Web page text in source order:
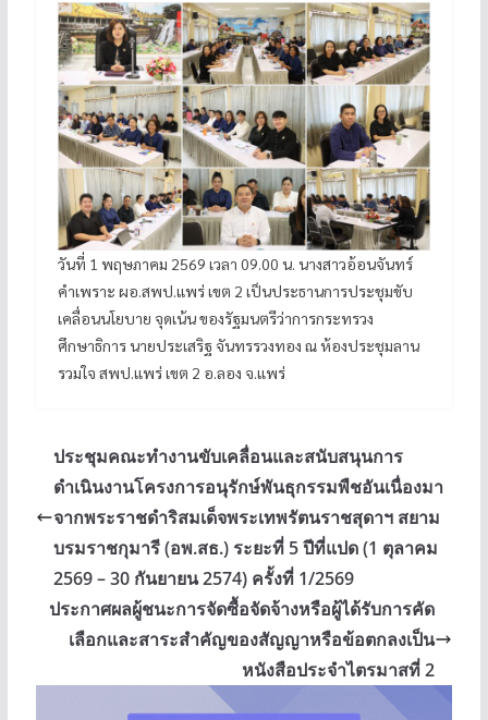
วันที่ 1 พฤษภาคม 2569 เวลา 09.00 น. นางสาวอ้อนจันทร์
คำเพราะ ผอ.สพป.แพร่ เขต 2 เป็นประธานการประชุมขับ
เคลื่อนนโยบาย จุดเน้น ของรัฐมนตรีว่าการกระทรวง
ศึกษาธิการ นายประเสริฐ จันทรรวงทอง ณ ห้องประชุมลาน
รวมใจ สพป.แพร่ เขต 2 อ.ลอง จ.แพร่
ประชุมคณะทำงานขับเคลื่อนและสนับสนุนการ
ดำเนินงานโครงการอนุรักษ์พันธุกรรมพืชอันเนื่องมา
จากพระราชดำริสมเด็จพระเทพรัตนราชสุดาฯ สยาม
บรมราชกุมารี (อพ.สธ.) ระยะที่ 5 ปีที่แปด (1 ตุลาคม
2569 – 30 กันยายน 2574) ครั้งที่ 1/2569
ประกาศผลผู้ชนะการจัดซื้อจัดจ้างหรือผู้ได้รับการคัด
เลือกและสาระสำคัญของสัญญาหรือข้อตกลงเป็น
หนังสือประจำไตรมาสที่ 2